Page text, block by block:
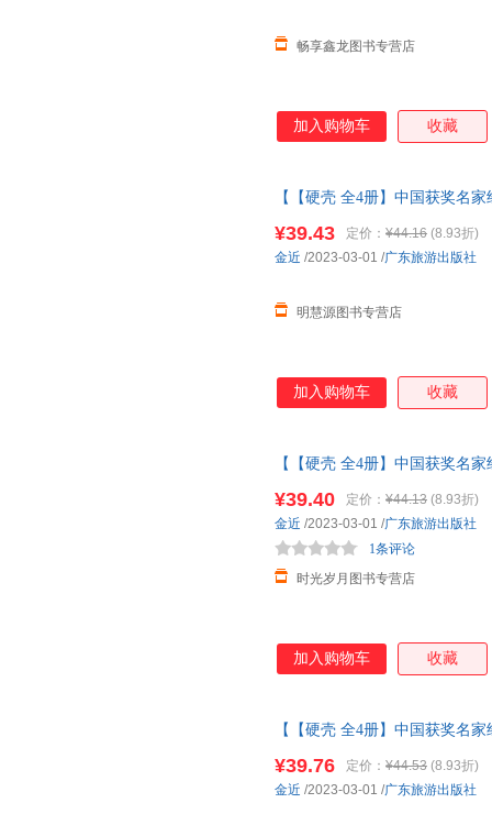
畅享鑫龙图书专营店
加入购物车 收藏
【【硬壳 全4册】中国获奖名
典绘本
¥39.43 定价： ¥44.16 (8.93折)
明慧源图书专营店
金近 /2023-03-01 /广东旅游出版社
加入购物车 收藏
【【硬壳 全4册】中国获奖名
家经典绘本
¥39.40 定价： ¥44.13 (8.93折)
时光岁月图书专营店
1条评论
金近 /2023-03-01 /广东旅游出版社
加入购物车 收藏
【【硬壳 全4册】中国获奖名
典绘本
¥39.76 定价： ¥44.53 (8.93折)
金近 /2023-03-01 /广东旅游出版社